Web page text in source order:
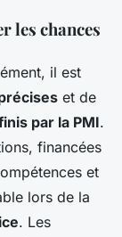
les chances
il est
et de
par la PMI.
financées
et
lors de la
. Les